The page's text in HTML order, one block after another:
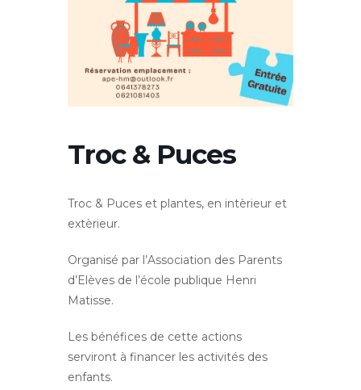
Troc & Puces
Troc & Puces et plantes, en intèrieur et
extèrieur.
Organisé par l’Association des Parents
d’Elèves de l’école publique Henri
Matisse.
Les bénéfices de cette actions
serviront à financer les activités des
enfants.